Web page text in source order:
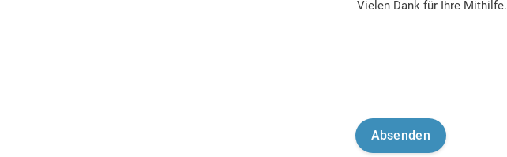
Vielen Dank für Ihre Mithilfe.